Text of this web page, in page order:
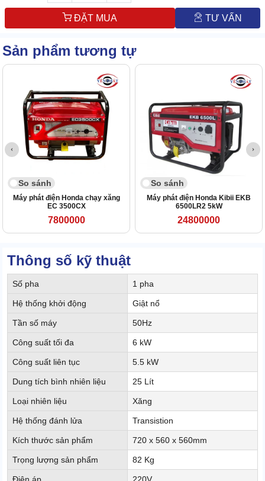
ĐẶT MUA TƯ VẤN
Sản phẩm tương tự
So sánh
Máy phát điện Honda chạy xăng
EC 3500CX
7800000
So sánh
Máy phát điện Honda Kibii EKB
6500LR2 5kW
24800000
Thông số kỹ thuật
Số pha 1 pha
Hệ thống khởi động Giật nổ
Tần số máy 50Hz
Công suất tối đa 6 kW
Công suất liên tục 5.5 kW
Dung tích bình nhiên liệu 25 Lít
Loại nhiên liệu Xăng
Hệ thống đánh lửa Transistion
Kích thước sản phẩm 720 x 560 x 560mm
Trọng lượng sản phẩm 82 Kg